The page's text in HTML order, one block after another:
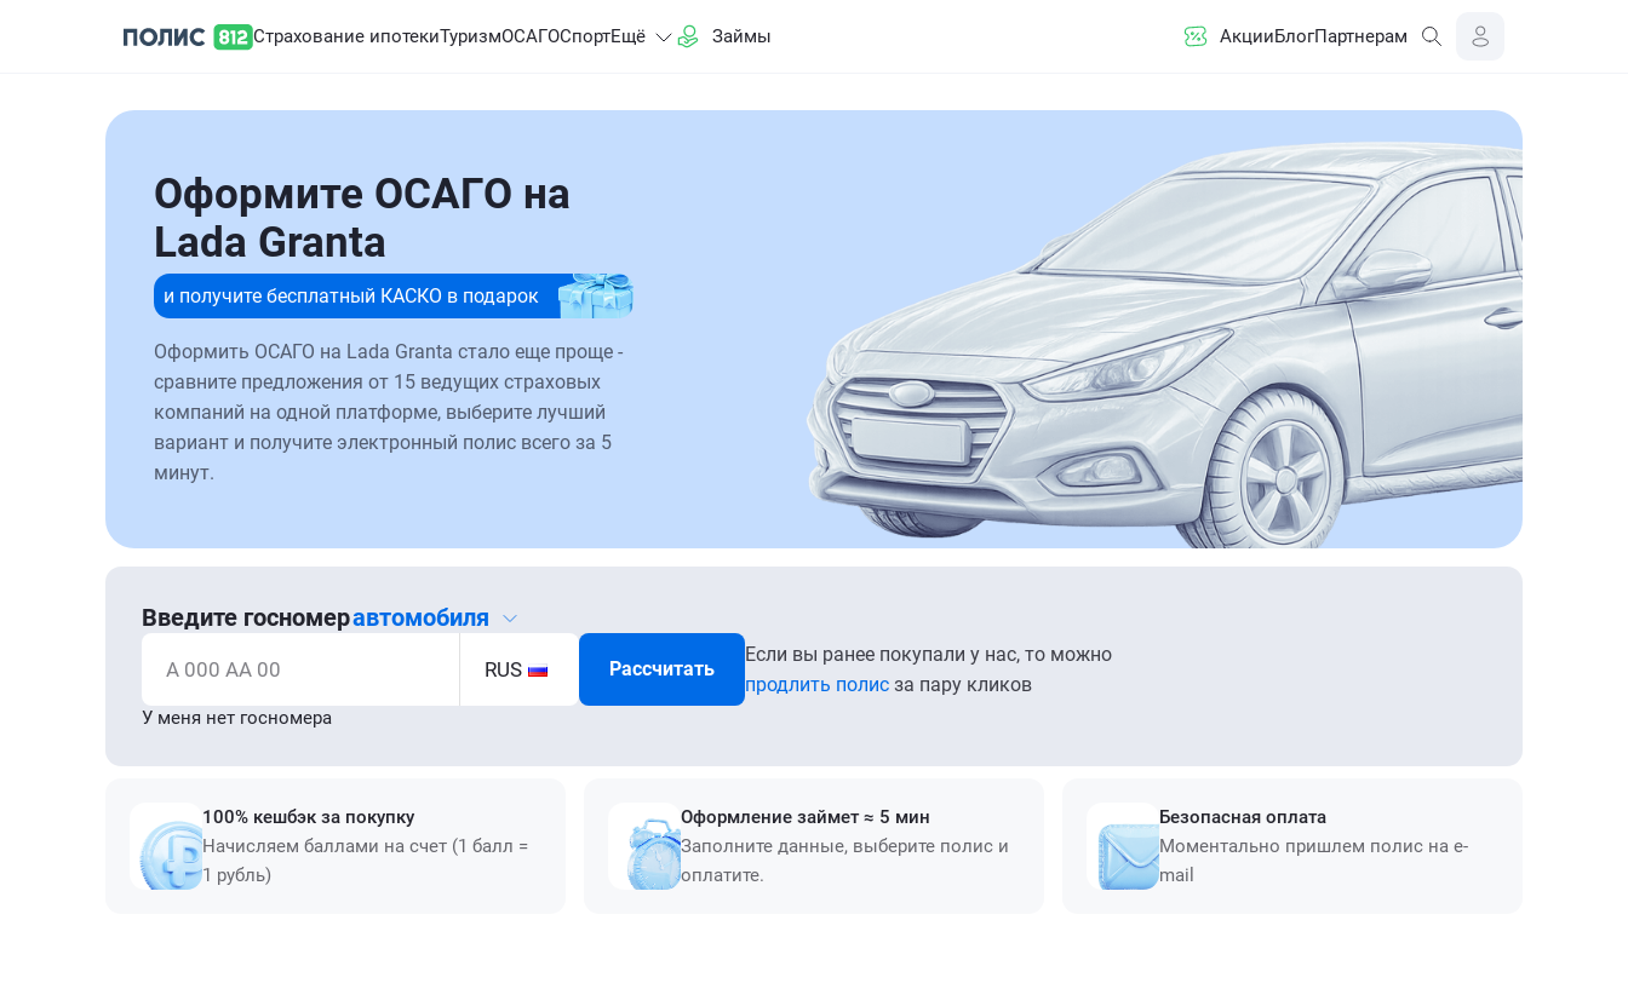
Страхование ипотекиТуризмОСАГОСпортЕщё Займы АкцииБлогПартнерам
Оформите ОСАГО на
Lada Granta
и получите бесплатный КАСКО в подарок
Оформить ОСАГО на Lada Granta стало еще проще -
сравните предложения от 15 ведущих страховых
компаний на одной платформе, выберите лучший
вариант и получите электронный полис всего за 5
минут.
Введите госномеравтомобиля
А 000 АА 00 RUS Рассчитать
Если вы ранее покупали у нас, то можно
продлить полис за пару кликов
У меня нет госномера
100% кешбэк за покупку
Начисляем баллами на счет (1 балл =
1 рубль)
Оформление займет ≈ 5 мин
Заполните данные, выберите полис и
оплатите.
Безопасная оплата
Моментально пришлем полис на e-
mail